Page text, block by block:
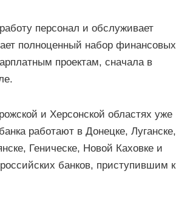
персонал и обслуживает
полноценный набор финансовых
проектам, сначала в
и Херсонской областях уже
работают в Донецке, Луганске,
Геническе, Новой Каховке и
банков, приступившим к